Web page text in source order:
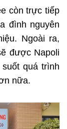
còn trực tiếp
đình nguyên
Ngoài ra,
được Napoli
quá trình
nữa.